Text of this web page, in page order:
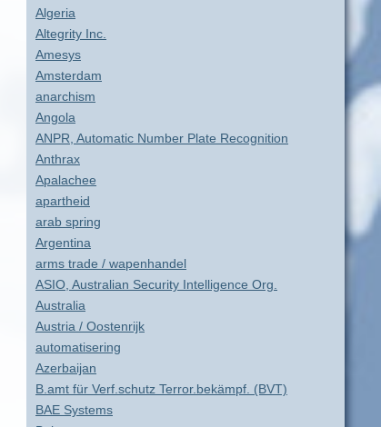
Algeria
Altegrity Inc.
Amesys
Amsterdam
anarchism
Angola
ANPR, Automatic Number Plate Recognition
Anthrax
Apalachee
apartheid
arab spring
Argentina
arms trade / wapenhandel
ASIO, Australian Security Intelligence Org.
Australia
Austria / Oostenrijk
automatisering
Azerbaijan
B.amt für Verf.schutz Terror.bekämpf. (BVT)
BAE Systems